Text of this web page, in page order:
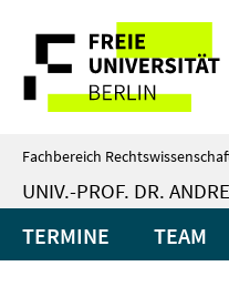
direkt
Inhalt
Service-
Navigation
Fachbereich
UNIV.-PROF. DR.
TERMINE TEAM